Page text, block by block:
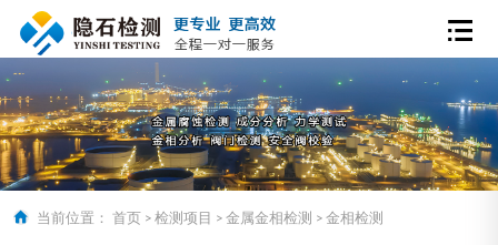
当前位置： 首页 > 检测项目 > 金属金相检测 > 金相检测